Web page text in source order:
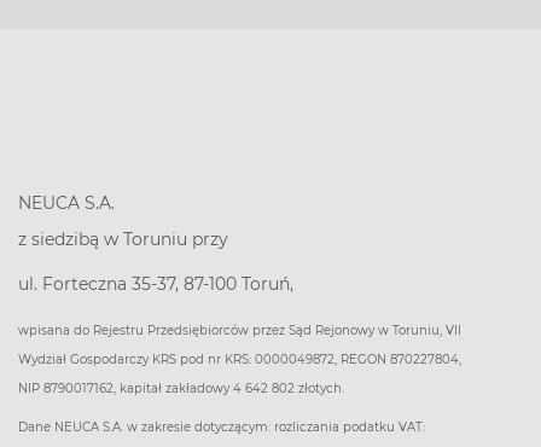
NEUCA S.A.
z siedzibą w Toruniu przy
ul. Forteczna 35-37, 87-100 Toruń,
wpisana do Rejestru Przedsiębiorców przez Sąd Rejonowy w Toruniu, VII
Wydział Gospodarczy KRS pod nr KRS: 0000049872, REGON 870227804,
NIP 8790017162, kapitał zakładowy 4 642 802 złotych.
Dane NEUCA S.A. w zakresie dotyczącym: rozliczania podatku VAT: